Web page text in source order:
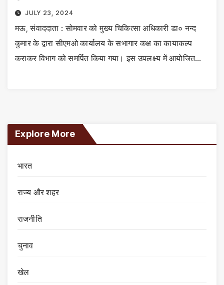
JULY 23, 2024
मऊ, संवाददाता : सोमवार को मुख्य चिकित्सा अधिकारी डा० नन्द
कुमार के द्वारा सीएमओ कार्यालय के सभागार कक्ष का कायाकल्प
कराकर विभाग को समर्पित किया गया। इस उपलक्ष्य में आयोजित…
Explore More
भारत
राज्य और शहर
राजनीति
चुनाव
खेल